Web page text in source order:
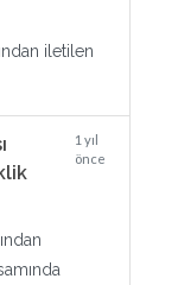
iletilen
1 yıl
önce